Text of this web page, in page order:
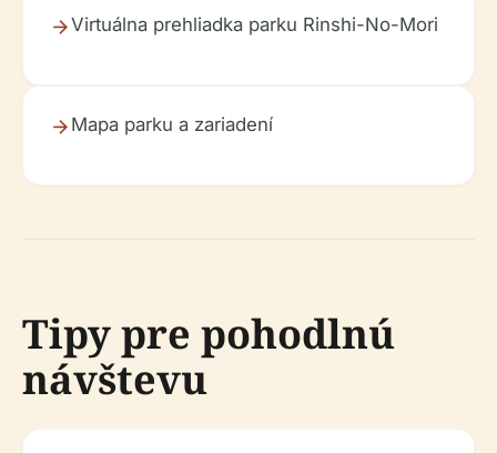
Virtuálna prehliadka parku Rinshi-No-Mori
Mapa parku a zariadení
Tipy pre pohodlnú
návštevu